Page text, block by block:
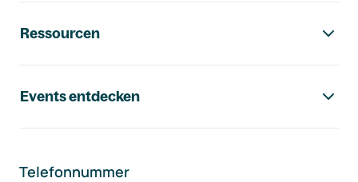
Ressourcen
Events entdecken
Telefonnummer